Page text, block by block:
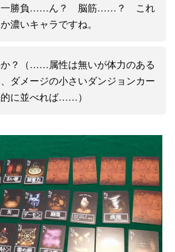
一勝負……ん？ 脳筋……？ これ
濃いキャラですね。
？（……属性は無いが体力のある
ダメージの小さいダンジョンカー
的に並べれば……）